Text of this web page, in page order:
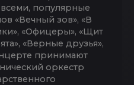
популярные
«Вечный зов», «В
«Офицеры», «Щит
«Верные друзья»,
принимают
оркестр